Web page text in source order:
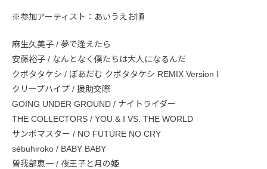
※参加アーティスト：あいうえお順
麻生久美子 / 夢で逢えたら
安藤裕子 / なんとなく僕たちは大人になるんだ
クボタタケシ / ぽあだむ クボタタケシ REMIX Version I
クリープハイプ / 援助交際
GOING UNDER GROUND / ナイトライダー
THE COLLECTORS / YOU & I VS. THE WORLD
サンボマスター / NO FUTURE NO CRY
sébuhiroko / BABY BABY
曽我部恵一 / 夜王子と月の姫